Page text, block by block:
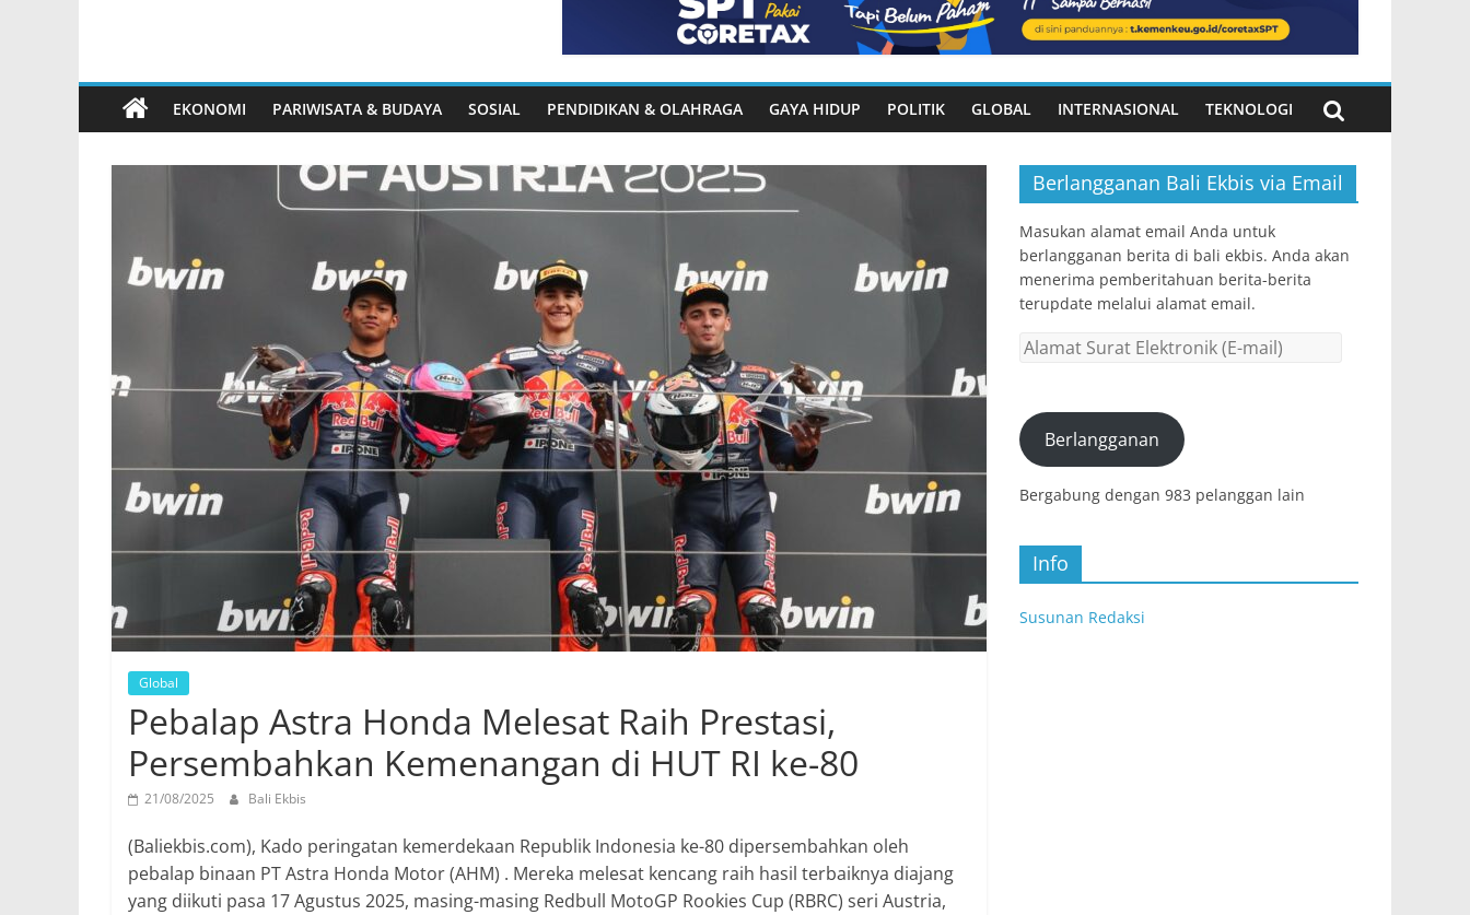
EKONOMI PARIWISATA & BUDAYA SOSIAL PENDIDIKAN & OLAHRAGA GAYA HIDUP POLITIK GLOBAL INTERNASIONAL TEKNOLOGI
Global
Pebalap Astra Honda Melesat Raih Prestasi,
Persembahkan Kemenangan di HUT RI ke-80
21/08/2025 Bali Ekbis
(Baliekbis.com), Kado peringatan kemerdekaan Republik Indonesia ke-80 dipersembahkan oleh
pebalap binaan PT Astra Honda Motor (AHM) . Mereka melesat kencang raih hasil terbaiknya diajang
yang diikuti pasa 17 Agustus 2025, masing-masing Redbull MotoGP Rookies Cup (RBRC) seri Austria,
Berlangganan Bali Ekbis via Email
Masukan alamat email Anda untuk
berlangganan berita di bali ekbis. Anda akan
menerima pemberitahuan berita-berita
terupdate melalui alamat email.
Alamat
(E-
mail)Berlangganan
Bergabung dengan 983 pelanggan lain
Info
Susunan Redaksi